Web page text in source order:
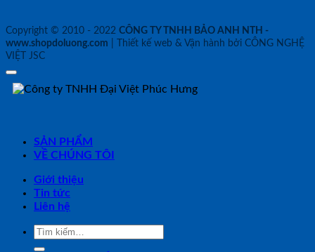
Copyright © 2010 - 2022 CÔNG TY TNHH BẢO ANH NTH -
www.shopdoluong.com | Thiết kế web & Vận hành bởi CÔNG NGHỆ
VIỆT JSC
SẢN PHẨM
VỀ CHÚNG TÔI
Giới thiệu
Tin tức
Liên hệ
Tìm